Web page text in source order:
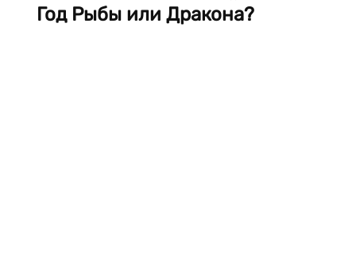
Год Рыбы или Дракона?